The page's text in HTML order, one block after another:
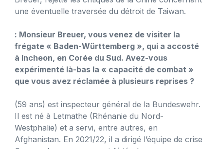
une éventuelle traversée du détroit de Taiwan.
: Monsieur Breuer, vous venez de visiter la
frégate « Baden-Württemberg », qui a accosté
à Incheon, en Corée du Sud. Avez-vous
expérimenté là-bas la « capacité de combat »
que vous avez réclamée à plusieurs reprises ?
(59 ans) est inspecteur général de la Bundeswehr.
Il est né à Letmathe (Rhénanie du Nord-
Westphalie) et a servi, entre autres, en
Afghanistan. En 2021/22, il a dirigé l’équipe de crise